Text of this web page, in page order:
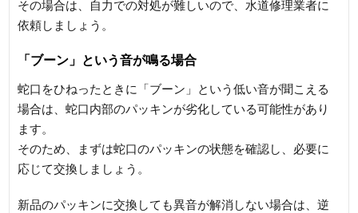
その場合は、自力での対処が難しいので、水道修理業者に
依頼しましょう。
「ブーン」という音が鳴る場合
蛇口をひねったときに「ブーン」という低い音が聞こえる
場合は、蛇口内部のパッキンが劣化している可能性があり
ます。
そのため、まずは蛇口のパッキンの状態を確認し、必要に
応じて交換しましょう。
新品のパッキンに交換しても異音が解消しない場合は、逆